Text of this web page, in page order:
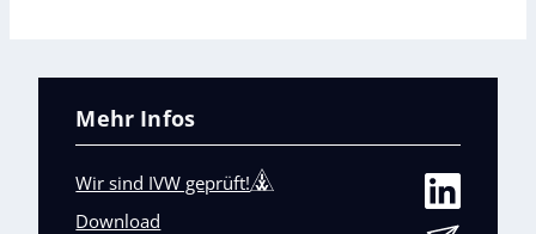
Mehr Infos
Wir sind IVW geprüft!
Download